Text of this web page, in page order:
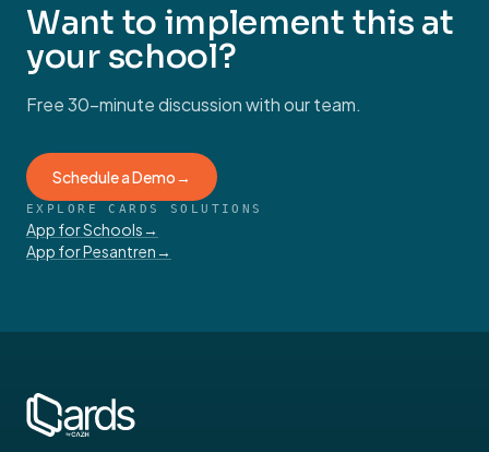
Want to implement this at
your school?
Free 30-minute discussion with our team.
Schedule a Demo→
EXPLORE CARDS SOLUTIONS
App for Schools→
App for Pesantren→